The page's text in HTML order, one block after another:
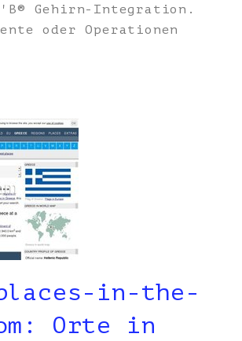
Gehirn-Integration.
oder Operationen
in-the-
Orte in